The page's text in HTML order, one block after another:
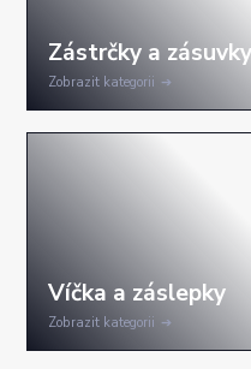
Zobrazit kategorii
Zobrazit kategorii